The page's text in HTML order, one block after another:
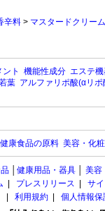
辛料 > マスタードクリーム
ト 機能性成分 エステ
葉 アルファリポ酸(αリポ
健康食品の原料 美容・化
健康用品・器具 美容
プレスリリース
サ
利用規約 個人情報